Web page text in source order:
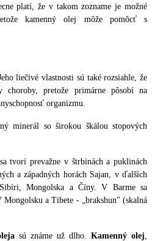
platí, že v takom zozname je možné
kamenný olej môže pomôcť s
liečivé vlastnosti sú také rozsiahle, že
pretože primárne pôsobí na
organizmu.
minerál so širokou škálou stopových
tvorí prevažne v štrbinách a puklinách
a západných horách Sajan, v ďalších
Mongolska a Číny. V Barme sa
a Tibete - „brakshun" (skalná
sú známe už dlho. Kamenný olej